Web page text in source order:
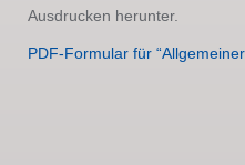
Ausdrucken herunter.
PDF-Formular für